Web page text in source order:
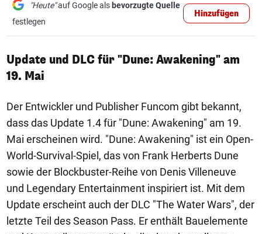
"Heute"auf Google als bevorzugte Quelle
festlegen
Hinzufügen
Update und DLC für "Dune: Awakening" am
19. Mai
Der Entwickler und Publisher Funcom gibt bekannt,
dass das Update 1.4 für "Dune: Awakening" am 19.
Mai erscheinen wird. "Dune: Awakening" ist ein Open-
World-Survival-Spiel, das von Frank Herberts Dune
sowie der Blockbuster-Reihe von Denis Villeneuve
und Legendary Entertainment inspiriert ist. Mit dem
Update erscheint auch der DLC "The Water Wars", der
letzte Teil des Season Pass. Er enthält Bauelemente